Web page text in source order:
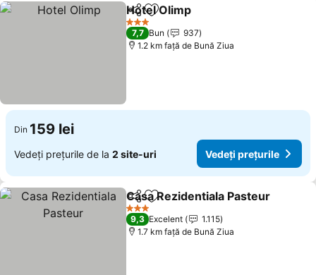
DistribuițiAdăugaţi la favorite
Hotel Olimp
3 Stele
7,7 Bun
937
1.2 km faţă de Bună Ziua
Din 159 lei
Vedeți prețurile de la 2 site-uri Vedeți prețurile
DistribuițiAdăugaţi la favorite
Casa Rezidentiala Pasteur
3 Stele
9,3 Excelent
1.115
1.7 km faţă de Bună Ziua